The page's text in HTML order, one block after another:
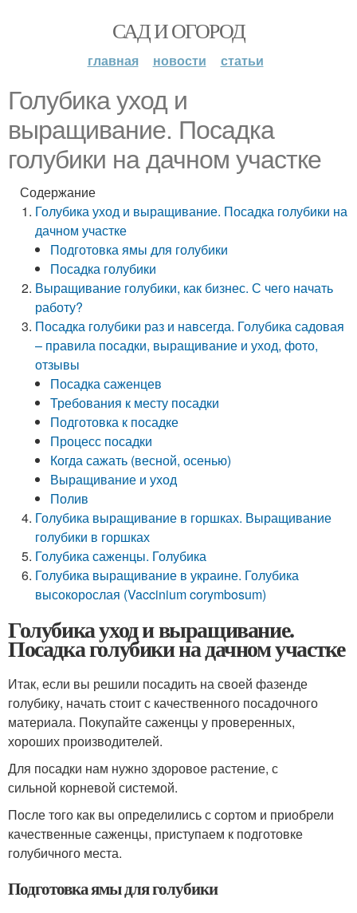
САД И ОГОРОД
главная новости статьи
Голубика уход и
выращивание. Посадка
голубики на дачном участке
Содержание
Голубика уход и выращивание. Посадка голубики на
дачном участке
Подготовка ямы для голубики
Посадка голубики
Выращивание голубики, как бизнес. С чего начать
работу?
Посадка голубики раз и навсегда. Голубика садовая
– правила посадки, выращивание и уход, фото,
отзывы
Посадка саженцев
Требования к месту посадки
Подготовка к посадке
Процесс посадки
Когда сажать (весной, осенью)
Выращивание и уход
Полив
Голубика выращивание в горшках. Выращивание
голубики в горшках
Голубика саженцы. Голубика
Голубика выращивание в украине. Голубика
высокорослая (Vaccinium corymbosum)
Голубика уход и выращивание.
Посадка голубики на дачном участке
Итак, если вы решили посадить на своей фазенде
голубику, начать стоит с качественного посадочного
материала. Покупайте саженцы у проверенных,
хороших производителей.
Для посадки нам нужно здоровое растение, с
сильной корневой системой.
После того как вы определились с сортом и приобрели
качественные саженцы, приступаем к подготовке
голубичного места.
Подготовка ямы для голубики